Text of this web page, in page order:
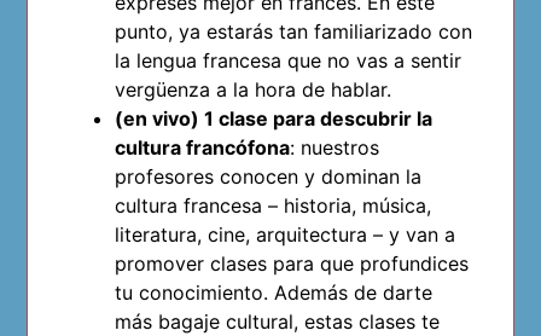
punto, ya estarás tan familiarizado con
la lengua francesa que no vas a sentir
vergüenza a la hora de hablar.
(en vivo) 1 clase para descubrir la
cultura francófona: nuestros
profesores conocen y dominan la
cultura francesa – historia, música,
literatura, cine, arquitectura – y van a
promover clases para que profundices
tu conocimiento. Además de darte
más bagaje cultural, estas clases te